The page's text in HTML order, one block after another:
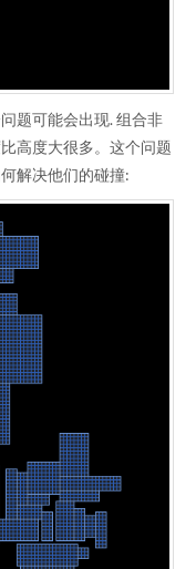
题可能会出现. 组合非
高度大很多。这个问题
解决他们的碰撞: